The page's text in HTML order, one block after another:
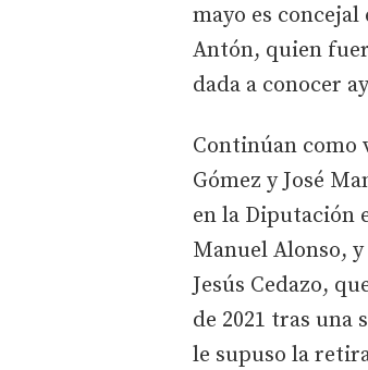
mayo es concejal
Antón, quien
dada a conocer
Continúan como
Gómez y José
en la Diputación
Manuel Alonso,
Jesús Cedazo,
de 2021 tras una
le supuso la